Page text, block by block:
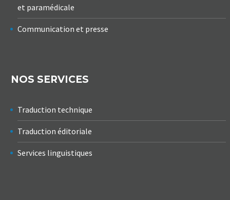
et paramédicale
Communication et presse
NOS SERVICES
Traduction technique
Traduction éditoriale
Services linguistiques